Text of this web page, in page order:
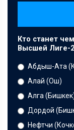
Кто станет
Высшей Лиге-
Абдыш-Ата
Алай (Ош)
Алга
Дордой
Нефтчи